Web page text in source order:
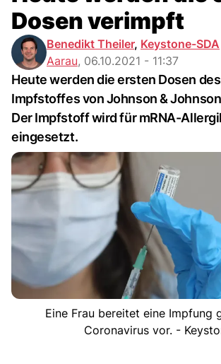
Dosen verimpft
Benedikt Theiler, Keystone-SDA
Aarau, 06.10.2021 - 11:37
Heute werden die ersten Dosen
Impfstoffes von Johnson &
Der Impfstoff wird für mRNA-
eingesetzt.
Eine Frau bereitet eine Impfung
Coronavirus vor. -